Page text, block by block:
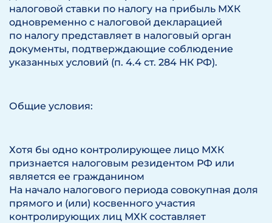
налоговой ставки по налогу на прибыль МХК
одновременно с налоговой декларацией
по налогу представляет в налоговый орган
документы, подтверждающие соблюдение
указанных условий (п. 4.4 ст. 284 НК РФ).
Общие условия:
Хотя бы одно контролирующее лицо МХК
признается налоговым резидентом РФ или
является ее гражданином
На начало налогового периода совокупная доля
прямого и (или) косвенного участия
контролирующих лиц МХК составляет